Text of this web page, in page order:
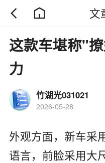
文
这款车堪称"
力
竹湖光031021
2026-05-28
外观方面，新车采
语言，前脸采用大